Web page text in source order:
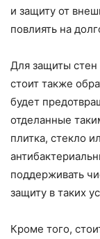
и защиту от
повлиять на
Для защиты стен
стоит также
будет
отделанные
плитка, стекло
поддерживать
защиту в таких
Кроме того,